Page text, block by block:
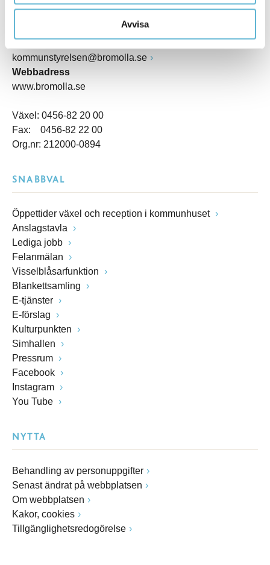
Avvisa
Postadress
E-post
kommunstyrelsen@bromolla.se
Webbadress
www.bromolla.se
Växel: 0456-82 20 00
Fax: 0456-82 22 00
Org.nr: 212000-0894
SNABBVAL
Öppettider växel och reception i kommunhuset
Anslagstavla
Lediga jobb
Felanmälan
Visselblåsarfunktion
Blankettsamling
E-tjänster
E-förslag
Kulturpunkten
Simhallen
Pressrum
Facebook
Instagram
You Tube
NYTTA
Behandling av personuppgifter
Senast ändrat på webbplatsen
Om webbplatsen
Kakor, cookies
Tillgänglighetsredogörelse